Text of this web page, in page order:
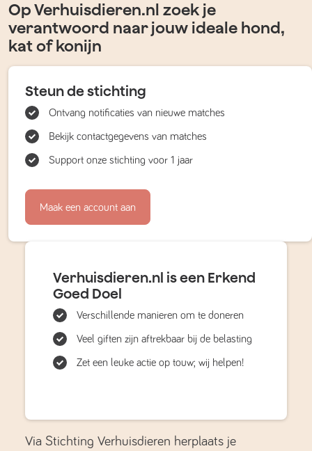
Op Verhuisdieren.nl zoek je
verantwoord naar jouw ideale hond,
kat of konijn
Steun de stichting
Ontvang notificaties van nieuwe matches
Bekijk contactgegevens van matches
Support onze stichting voor 1 jaar
Maak een account aan
Verhuisdieren.nl is een Erkend
Goed Doel
Verschillende manieren om te doneren
Veel giften zijn aftrekbaar bij de belasting
Zet een leuke actie op touw; wij helpen!
Via Stichting Verhuisdieren herplaats je